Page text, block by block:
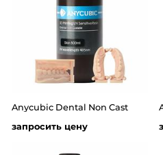
Anycubic Dental Non Cast
запросить цену